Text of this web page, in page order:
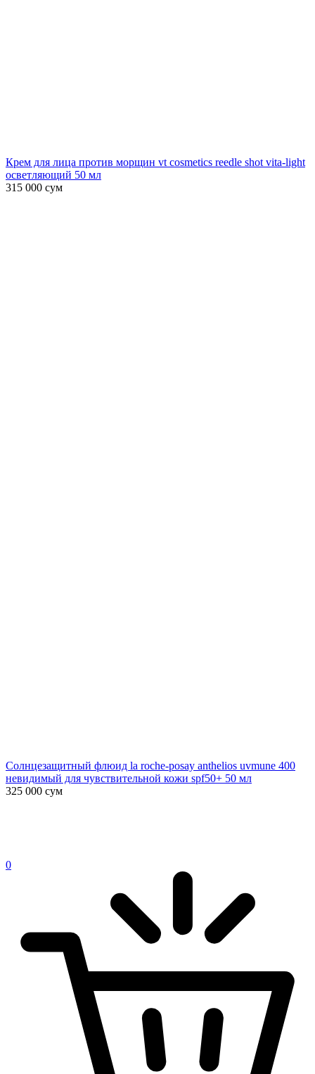
Крем для лица против морщин vt cosmetics reedle shot vita-light
осветляющий 50 мл
315 000 сум
Солнцезащитный флюид la roche-posay anthelios uvmune 400
невидимый для чувствительной кожи spf50+ 50 мл
325 000 сум
0